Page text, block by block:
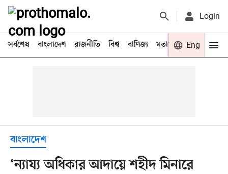
Login
সর্বশেষ বাংলাদেশ রাজনীতি বিশ্ব বাণিজ্য মতামত খেলা
Eng
বাংলাদেশ
‘ন্যায্য অধিকার আদায়ে শহীদ মিনারে